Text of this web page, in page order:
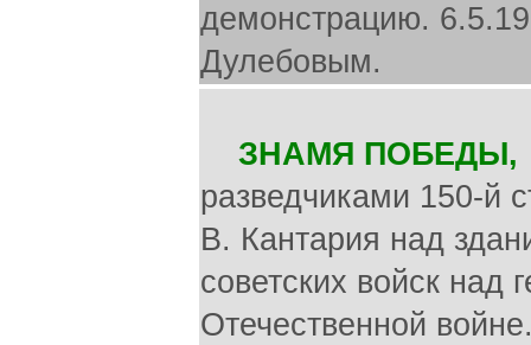
демонстрацию.
Дулебовым.
ЗНАМЯ ПОБЕДЫ,
разведчиками 150-й
В. Кантария над
советских войск над
Отечественной